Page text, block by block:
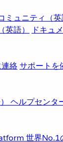
ミュニティ（英
語）
ドキュ
絡サポートを
ヘルプセンタ
世界No.1